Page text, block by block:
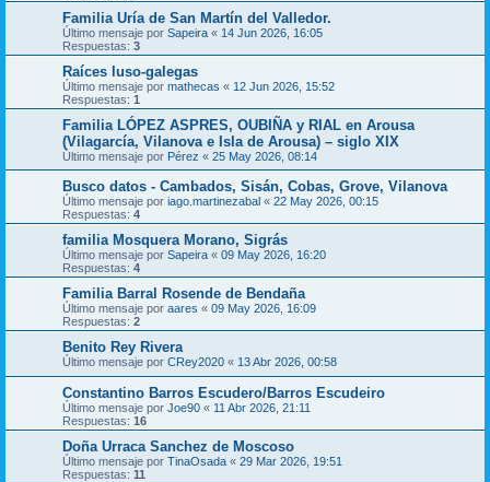
Familia Uría de San Martín del Valledor.
Último mensaje por Sapeira « 14 Jun 2026, 16:05
Respuestas: 3
Raíces luso-galegas
Último mensaje por mathecas « 12 Jun 2026, 15:52
Respuestas: 1
Familia LÓPEZ ASPRES, OUBIÑA y RIAL en Arousa
(Vilagarcía, Vilanova e Isla de Arousa) – siglo XIX
Último mensaje por Pérez « 25 May 2026, 08:14
Busco datos - Cambados, Sisán, Cobas, Grove, Vilanova
Último mensaje por iago.martinezabal « 22 May 2026, 00:15
Respuestas: 4
familia Mosquera Morano, Sigrás
Último mensaje por Sapeira « 09 May 2026, 16:20
Respuestas: 4
Familia Barral Rosende de Bendaña
Último mensaje por aares « 09 May 2026, 16:09
Respuestas: 2
Benito Rey Rivera
Último mensaje por CRey2020 « 13 Abr 2026, 00:58
Constantino Barros Escudero/Barros Escudeiro
Último mensaje por Joe90 « 11 Abr 2026, 21:11
Respuestas: 16
Doña Urraca Sanchez de Moscoso
Último mensaje por TinaOsada « 29 Mar 2026, 19:51
Respuestas: 11